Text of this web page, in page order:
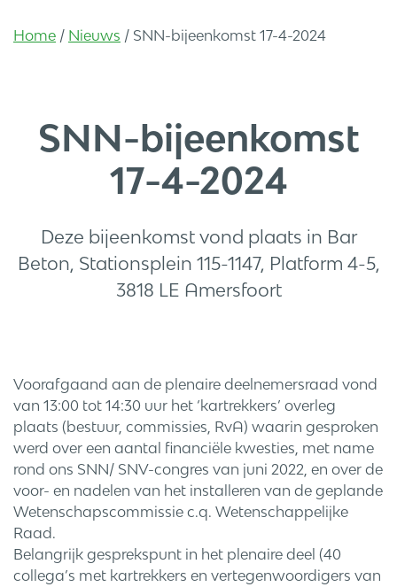
Home / Nieuws / SNN-bijeenkomst 17-4-2024
SNN-bijeenkomst
17-4-2024
Deze bijeenkomst vond plaats in Bar
Beton, Stationsplein 115-1147, Platform 4-5,
3818 LE Amersfoort
Voorafgaand aan de plenaire deelnemersraad vond
van 13:00 tot 14:30 uur het ‘kartrekkers’ overleg
plaats (bestuur, commissies, RvA) waarin gesproken
werd over een aantal financiële kwesties, met name
rond ons SNN/ SNV-congres van juni 2022, en over de
voor- en nadelen van het installeren van de geplande
Wetenschapscommissie c.q. Wetenschappelijke
Raad.
Belangrijk gesprekspunt in het plenaire deel (40
collega’s met kartrekkers en vertegenwoordigers van